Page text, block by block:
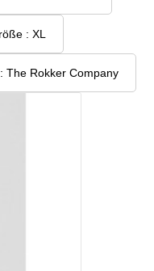
Größe : XL
Marke : The Rokker Company